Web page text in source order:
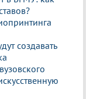
создавать